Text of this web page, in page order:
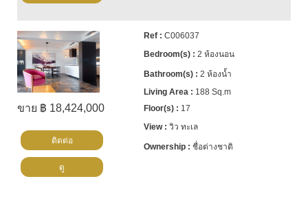
ขาย ฿ 18,424,000
C006037
2 ห้องนอน
2 ห้องน้ำ
188 Sq.m
17
วิว ทะเล
ชื่อต่างชาติ
ติดต่อ
ดู